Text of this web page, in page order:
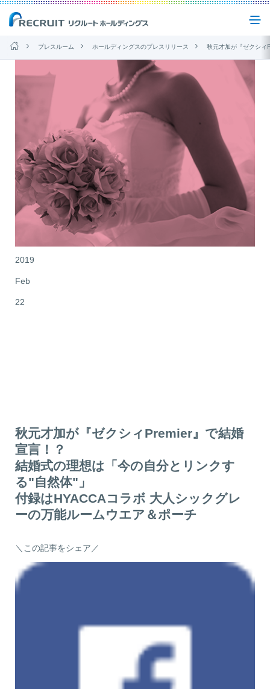
企業情報
事業紹介
サステナビリティ
IR(投資家情報)
ニュース
お問い合わせ
プレスルーム ホールディングスのプレスリリース 秋元才加が『ゼクシィPremier』で結婚宣言！？結婚式の理想は「今の自分とリンクする"自
2019
Feb
22
秋元才加が『ゼクシィPremier』で結婚
宣言！？
結婚式の理想は「今の自分とリンクす
る"自然体"」
付録はHYACCAコラボ 大人シックグレ
ーの万能ルームウエア＆ポーチ
＼この記事をシェア／